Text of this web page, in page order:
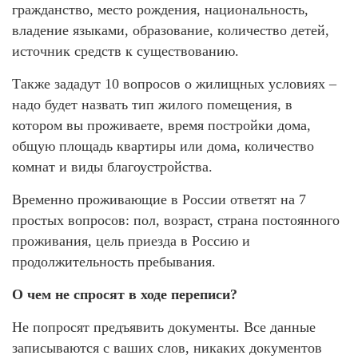
гражданство, место рождения, национальность,
владение языками, образование, количество детей,
источник средств к существованию.
Также зададут 10 вопросов о жилищных условиях –
надо будет назвать тип жилого помещения, в
котором вы проживаете, время постройки дома,
общую площадь квартиры или дома, количество
комнат и виды благоустройства.
Временно проживающие в России ответят на 7
простых вопросов: пол, возраст, страна постоянного
проживания, цель приезда в Россию и
продолжительность пребывания.
О чем не спросят в ходе переписи?
Не попросят предъявить документы. Все данные
записываются с ваших слов, никаких документов